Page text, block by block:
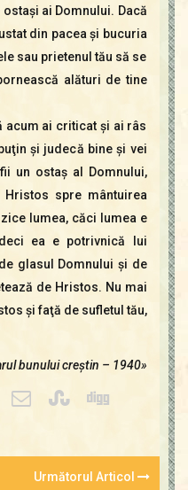
ai Domnului. Dacă
din pacea şi bucuria
sau prietenul tău să se
alături de tine
acum ai criticat şi ai râs
şi judecă bine şi vei
un ostaş al Domnului,
spre mântuirea
lumea, căci lumea e
ea e potrivnică lui
glasul Domnului şi de
de Hristos. Nu mai
şi faţă de sufletul tău,
bunului creştin – 1940»
Următorul Articol